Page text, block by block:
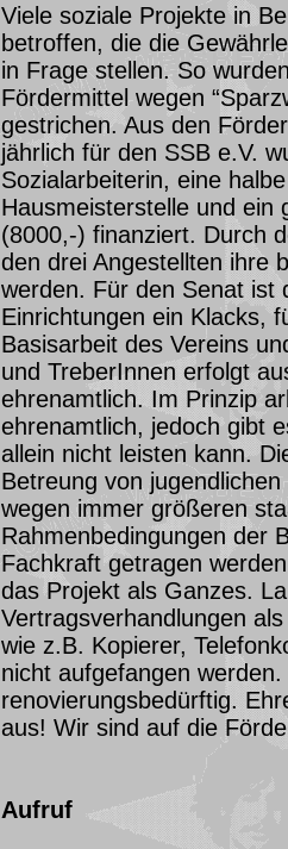
Viele soziale Projekte in
betroffen, die die
in Frage stellen. So
Fördermittel wegen
gestrichen. Aus den
jährlich für den SSB e.V.
Sozialarbeiterin, eine
Hausmeisterstelle und ein
(8000,-) finanziert. Durch
den drei Angestellten ihre
werden. Für den Senat ist
Einrichtungen ein Klacks,
Basisarbeit des Vereins
und TreberInnen erfolgt
ehrenamtlich. Im Prinzip
ehrenamtlich, jedoch gibt
allein nicht leisten kann.
Betreung von
wegen immer größeren
Rahmenbedingungen der
Fachkraft getragen
das Projekt als Ganzes.
Vertragsverhandlungen
wie z.B. Kopierer,
nicht aufgefangen
renovierungsbedürftig.
aus! Wir sind auf die
Aufruf